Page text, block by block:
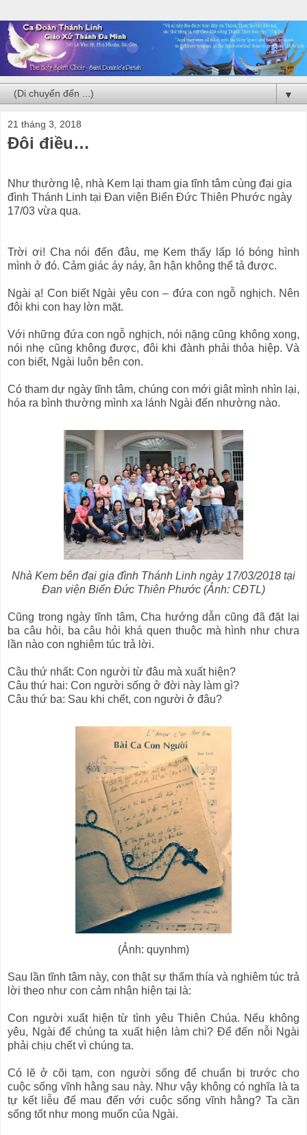
▼
21 tháng 3, 2018
Đôi điều…
Như thường lệ, nhà Kem lại tham gia tĩnh tâm cùng đại gia
đình Thánh Linh tại Đan viện Biển Đức Thiên Phước ngày
17/03 vừa qua.
Trời ơi! Cha nói đến đâu, mẹ Kem thấy lấp ló bóng hình
mình ở đó. Cảm giác áy náy, ân hận không thể tả được.
Ngài ạ! Con biết Ngài yêu con – đứa con ngỗ nghịch. Nên
đôi khi con hay lờn mặt.
Với những đứa con ngỗ nghịch, nói nặng cũng không xong,
nói nhẹ cũng không được, đôi khi đành phải thỏa hiệp. Và
con biết, Ngài luôn bên con.
Có tham dự ngày tĩnh tâm, chúng con mới giật mình nhìn lại,
hóa ra bình thường mình xa lánh Ngài đến nhường nào.
Nhà Kem bên đại gia đình Thánh Linh ngày 17/03/2018 tại
Đan viện Biển Đức Thiên Phước (Ảnh: CĐTL)
Cũng trong ngày tĩnh tâm, Cha hướng dẫn cũng đã đặt lại
ba câu hỏi, ba câu hỏi khá quen thuộc mà hình như chưa
lần nào con nghiêm túc trả lời.
Câu thứ nhất: Con người từ đâu mà xuất hiện?
Câu thứ hai: Con người sống ở đời này làm gì?
Câu thứ ba: Sau khi chết, con người ở đâu?
(Ảnh: quynhm)
Sau lần tĩnh tâm này, con thật sự thấm thía và nghiêm túc trả
lời theo như con cảm nhận hiện tại là:
Con người xuất hiện từ tình yêu Thiên Chúa. Nếu không
yêu, Ngài để chúng ta xuất hiện làm chi? Để đến nỗi Ngài
phải chịu chết vì chúng ta.
Có lẽ ở cõi tạm, con người sống để chuẩn bị trước cho
cuộc sống vĩnh hằng sau này. Như vậy không có nghĩa là ta
tự kết liễu để mau đến với cuộc sống vĩnh hằng? Ta cần
sống tốt như mong muốn của Ngài.